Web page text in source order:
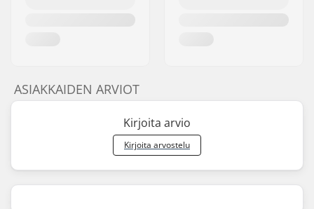
ASIAKKAIDEN ARVIOT
Kirjoita arvio
Kirjoita arvostelu